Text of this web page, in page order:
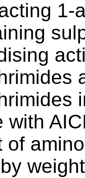
1-
with
of